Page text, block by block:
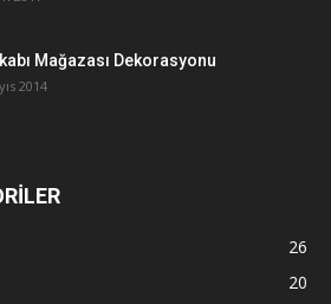
Mağazası Dekorasyonu
2014
26
20